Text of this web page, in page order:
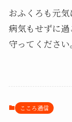
おふくろも元
病気もせずに
守ってください。
こころ通信